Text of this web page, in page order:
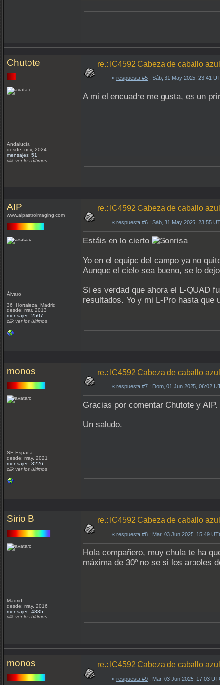
Chutote
Andalucía
desde: nov, 2024
mensajes: 51
clik ver los últimos
re.: IC4592 Cabeza de caballo
« respuesta #5 : Sáb, 31 May 2025, 23:41
A mi el encuadre me gusta, es un
AIP
www.aipastroimaging.com
Álvaro
36 Hortaleza, Madrid
desde: mar, 2013
mensajes: 2507
clik ver los últimos
re.: IC4592 Cabeza de caballo
« respuesta #6 : Sáb, 31 May 2025, 23:55
Estáis en lo cierto
Yo en el equipo del campo ya no
Aunque el cielo sea bueno, se lo
Si es verdad que ahora el L-QUAD
resultados. Yo y mi L-Pro hasta que
monos
SE España
desde: may, 2021
mensajes: 3226
clik ver los últimos
re.: IC4592 Cabeza de caballo
« respuesta #7 : Dom, 01 Jun 2025, 06:02
Gracias por comentar Chutote y
Un saludo.
Sirio B
Madrid
desde: may, 2016
mensajes: 4885
clik ver los últimos
re.: IC4592 Cabeza de caballo
« respuesta #8 : Mar, 03 Jun 2025, 15:49
Hola compañero, muy chula te ha
máxima de 30º no se si los arboles
monos re.: IC4592 Cabeza de caballo
« respuesta #9 : Mar, 03 Jun 2025, 17:03